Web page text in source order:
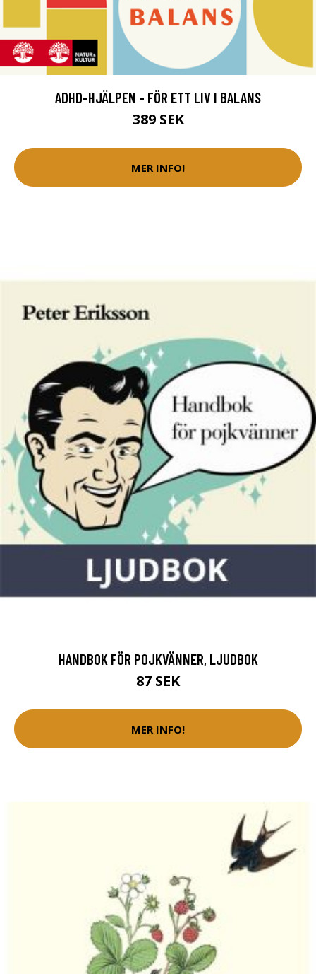
ADHD-HJÄLPEN - FÖR ETT LIV I BALANS
389 SEK
MER INFO!
HANDBOK FÖR POJKVÄNNER, LJUDBOK
87 SEK
MER INFO!